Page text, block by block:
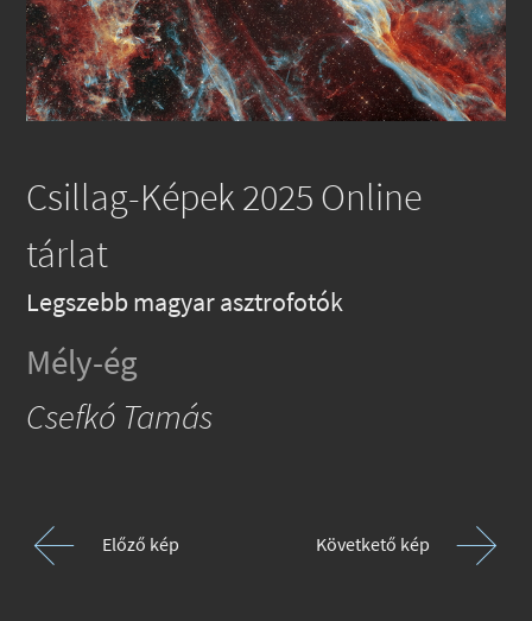
Csillag-Képek 2025 Online
tárlat
Legszebb magyar asztrofotók
Mély-ég
Csefkó Tamás
Előző kép Követkető kép